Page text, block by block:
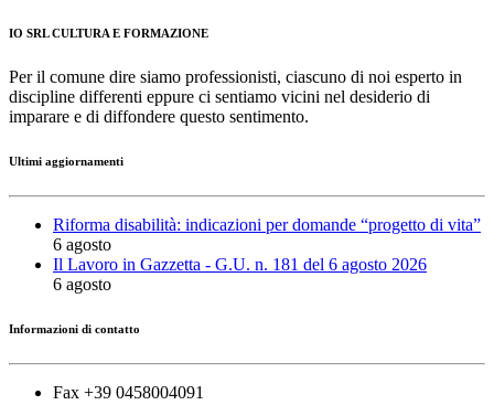
IO SRL CULTURA E FORMAZIONE
Per il comune dire siamo professionisti, ciascuno di noi esperto in
discipline differenti eppure ci sentiamo vicini nel desiderio di
imparare e di diffondere questo sentimento.
Ultimi aggiornamenti
Riforma disabilità: indicazioni per domande “progetto di vita”
6 agosto
Il Lavoro in Gazzetta - G.U. n. 181 del 6 agosto 2026
6 agosto
Informazioni di contatto
Fax +39 0458004091